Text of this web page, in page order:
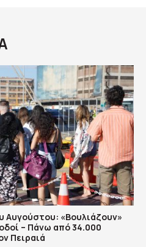
Αυγούστου: «Βουλιάζουν»
– Πάνω από 34.000
Πειραιά